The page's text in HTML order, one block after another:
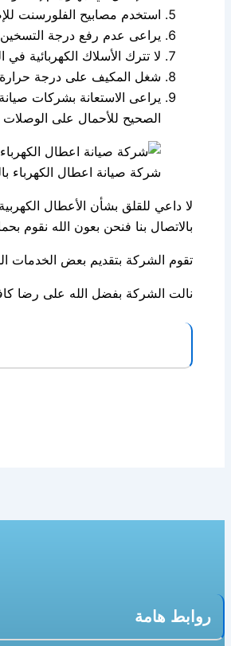
استخدم مصابيح الفلورسنت
يراعى عدم رفع درجة التسخين
لا تترك الأسلاك الكهربائية
شغل المكيف على درجة حرارة
يراعى الاستعانة بشركات
الصحيح للأحمال على الوصلات
شركة صيانة اعطال الكهرباء
لا داعي للقلق بشأن الأعطال
بالاتصال بنا فنحن بعون الله نقوم
تقوم الشركة بتقديم بعض الخدمات
نالت الشركة بفضل الله على رضا
روابط هامة